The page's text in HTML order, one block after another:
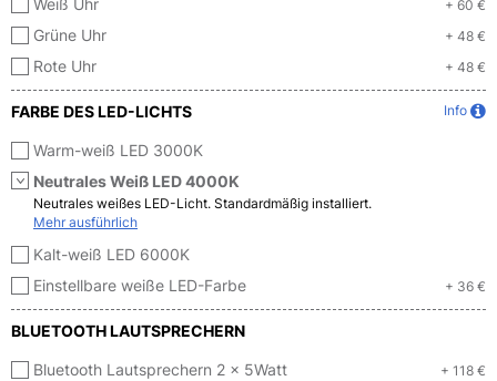
Weiß Uhr + 60 €
Grüne Uhr + 48 €
Rote Uhr + 48 €
FARBE DES LED-LICHTS Info
Warm-weiß LED 3000K
Neutrales Weiß LED 4000K
Neutrales weißes LED-Licht. Standardmäßig installiert.
Mehr ausführlich
Kalt-weiß LED 6000K
Einstellbare weiße LED-Farbe
+ 36 €
BLUETOOTH LAUTSPRECHERN
Bluetooth Lautsprechern 2 x 5Watt + 118 €